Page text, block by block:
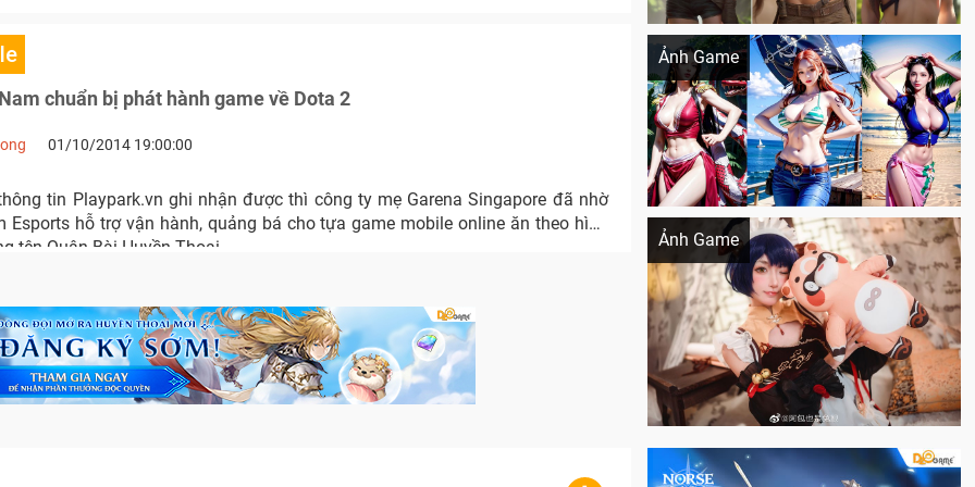
chuẩn bị phát hành game về Dota 2
01/10/2014 19:00:00
tin Playpark.vn ghi nhận được thì công ty mẹ Garena Singapore đã nhờ
Esports hỗ trợ vận hành, quảng bá cho tựa game mobile online ăn theo hình
tên Quân Bài Huyền Thoại.
Ảnh Game
Khi AI Cosplay gái đẹp One Piece
Ảnh Game
Cosplay Xiangling siêu cute